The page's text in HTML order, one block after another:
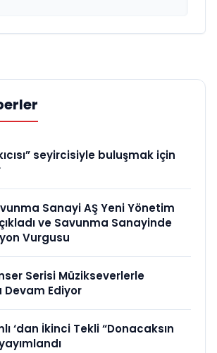
seyircisiyle buluşmak için
Sanayi AŞ Yeni Yönetim
ve Savunma Sanayinde
Vurgusu
Serisi Müzikseverlerle
Devam Ediyor
‘dan İkinci Tekli “Donacaksın